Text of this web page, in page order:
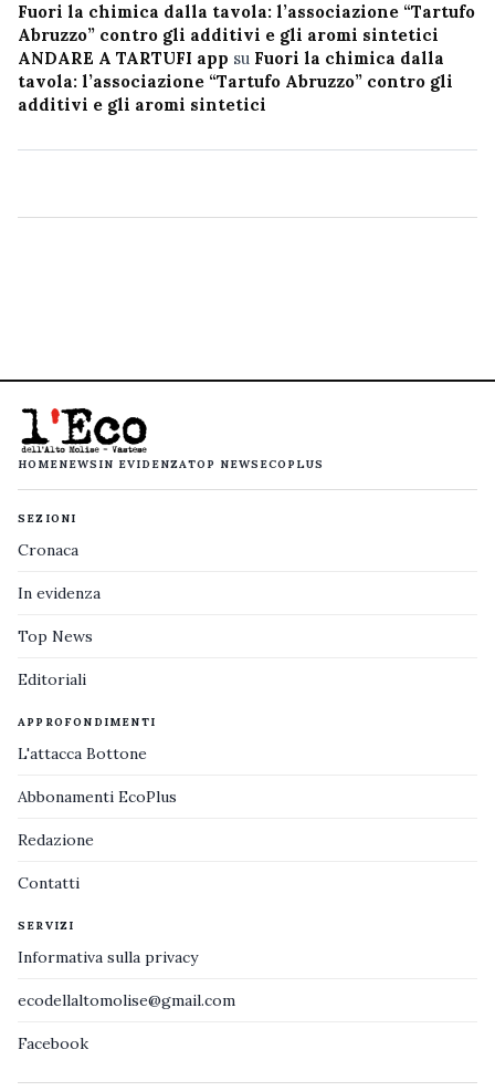
Fuori la chimica dalla tavola: l’associazione “Tartufo
Abruzzo” contro gli additivi e gli aromi sintetici
ANDARE A TARTUFI app su Fuori la chimica dalla
tavola: l’associazione “Tartufo Abruzzo” contro gli
additivi e gli aromi sintetici
HOMENEWS IN EVIDENZATOP NEWS ECOPLUS
SEZIONI
Cronaca
In evidenza
Top News
Editoriali
APPROFONDIMENTI
L'attacca Bottone
Abbonamenti EcoPlus
Redazione
Contatti
SERVIZI
Informativa sulla privacy
ecodellaltomolise@gmail.com
Facebook